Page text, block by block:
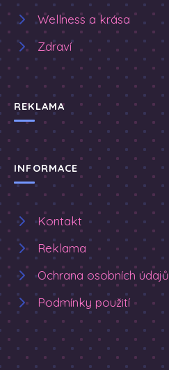
Wellness a krása
Zdraví
REKLAMA
INFORMACE
Kontakt
Reklama
Ochrana osobních údajů
Podmínky použití